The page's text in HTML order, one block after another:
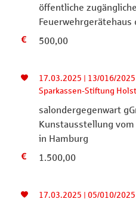
öffentliche
Feuerwehrgerätehaus
500,00
17.03.2025 | 13/016/2025
Sparkassen-Stiftung
salondergegenwart
Kunstausstellung
in Hamburg
1.500,00
17.03.2025 | 05/010/2025